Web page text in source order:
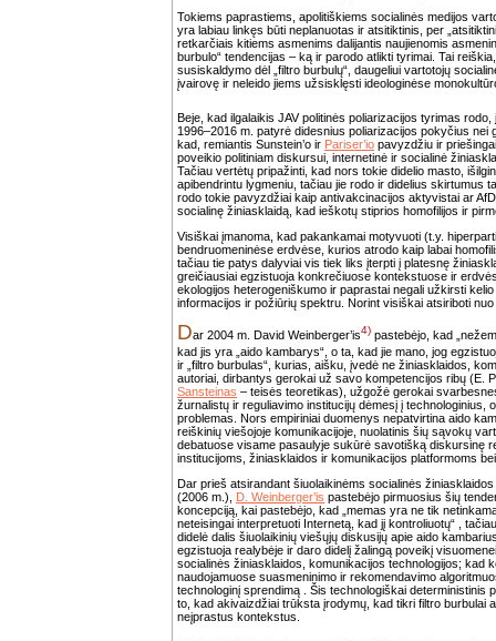
Tokiems paprastiems, apolitiškiems socialinės medijos
yra labiau linkęs būti neplanuotas ir atsitiktinis, per
retkarčiais kitiems asmenims dalijantis naujienomis
burbulo“ tendencijas – ką ir parodo atlikti tyrimai. Tai
susiskaldymo dėl „filtro burbulų“, daugeliui vartotojų
įvairovę ir neleido jiems užsisklęsti ideologinėse
Beje, kad ilgalaikis JAV politinės poliarizacijos tyrimas
1996–2016 m. patyrė didesnius poliarizacijos pokyčius
kad, remiantis Sunstein’o ir Pariser’io pavyzdžiu ir
poveikio politiniam diskursui, internetinė ir socialinė
Tačiau vertėtų pripažinti, kad nors tokie didelio masto,
apibendrintu lygmeniu, tačiau jie rodo ir didelius skirtumus
rodo tokie pavyzdžiai kaip antivakcinacijos aktyvistai ar
socialinę žiniasklaidą, kad ieškotų stiprios homofilijos ir
Visiškai įmanoma, kad pakankamai motyvuoti (t.y.
bendruomeninėse erdvėse, kurios atrodo kaip labai
tačiau tie patys dalyviai vis tiek liks įterpti į platesnę
greičiausiai egzistuoja konkrečiuose kontekstuose ir
ekologijos heterogeniškumo ir paprastai negali užkirsti
informacijos ir požiūrių spektru. Norint visiškai atsiriboti
Dar 2004 m. David Weinberger’is4) pastebėjo, kad
kad jis yra „aido kambarys“, o ta, kad jie mano, jog
ir „filtro burbulas“, kurias, aišku, įvedė ne žiniasklaidos,
autoriai, dirbantys gerokai už savo kompetencijos ribų
Sansteinas – teisės teoretikas), užgožė gerokai
žurnalistų ir reguliavimo institucijų dėmesį į
problemas. Nors empiriniai duomenys nepatvirtina aido
reiškinių viešojoje komunikacijoje, nuolatinis šių sąvokų
debatuose visame pasaulyje sukūrė savotišką diskursinę
institucijoms, žiniasklaidos ir komunikacijos platformoms
Dar prieš atsirandant šiuolaikinėms socialinės
(2006 m.), D. Weinberger’is pastebėjo pirmuosius šių
koncepciją, kai pastebėjo, kad „memas yra ne tik
neteisingai interpretuoti Internetą, kad jį kontroliuotų“ ,
didelė dalis šiuolaikinių viešųjų diskusijų apie aido
egzistuoja realybėje ir daro didelį žalingą poveikį
socialinės žiniasklaidos, komunikacijos technologijos; kad
naudojamuose suasmeninimo ir rekomendavimo
technologinį sprendimą . Šis technologiškai
to, kad akivaizdžiai trūksta įrodymų, kad tikri filtro
neįprastus kontekstus.